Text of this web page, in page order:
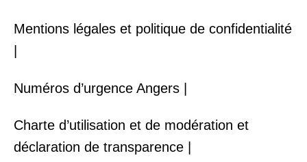
Mentions légales et politique de confidentialité
Numéros d’urgence Angers |
Charte d’utilisation et de modération et
déclaration de transparence |